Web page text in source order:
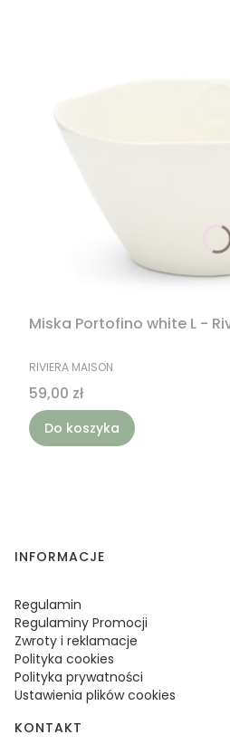
Miska Portofino white L -
PRODUCENT
RIVIERA MAISON
Cena
59,00 zł
Do koszyka
Linki w stopce
INFORMACJE
Regulamin
Regulaminy Promocji
Zwroty i reklamacje
Polityka cookies
Polityka prywatności
Ustawienia plików cookies
KONTAKT